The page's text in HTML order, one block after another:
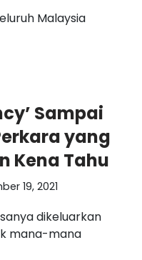
Malaysia
Sampai
yang
Kena Tahu
19, 2021
dikeluarkan
mana-mana